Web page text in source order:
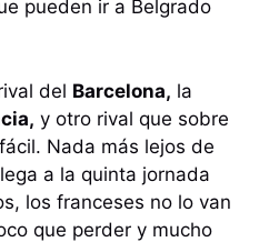
pueden ir a Belgrado
del Barcelona, la
y otro rival que sobre
Nada más lejos de
a la quinta jornada
los franceses no lo van
que perder y mucho